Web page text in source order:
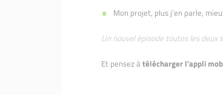
Mon projet, plus j’en parle,
Un nouvel épisode toutes les deux
Et pensez à télécharger l'appli